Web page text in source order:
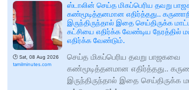
🕑 Sat, 08 Aug 2026
tamilminutes.com
ஸ்டாலின் செய்த மிகப்பெரிய தவறு
கண்மூடித்தனமான எதிர்த்தது..
இருந்திருந்தால் இதை செய்திருக்க
கட்சியை எதிர்க்க வேண்டிய நேரத்தில்
எதிர்க்க வேண்டும்.
செய்த மிகப்பெரிய தவறு பாஜகவை
கண்மூடித்தனமான எதிர்த்தது..
இருந்திருந்தால் இதை செய்திருக்க